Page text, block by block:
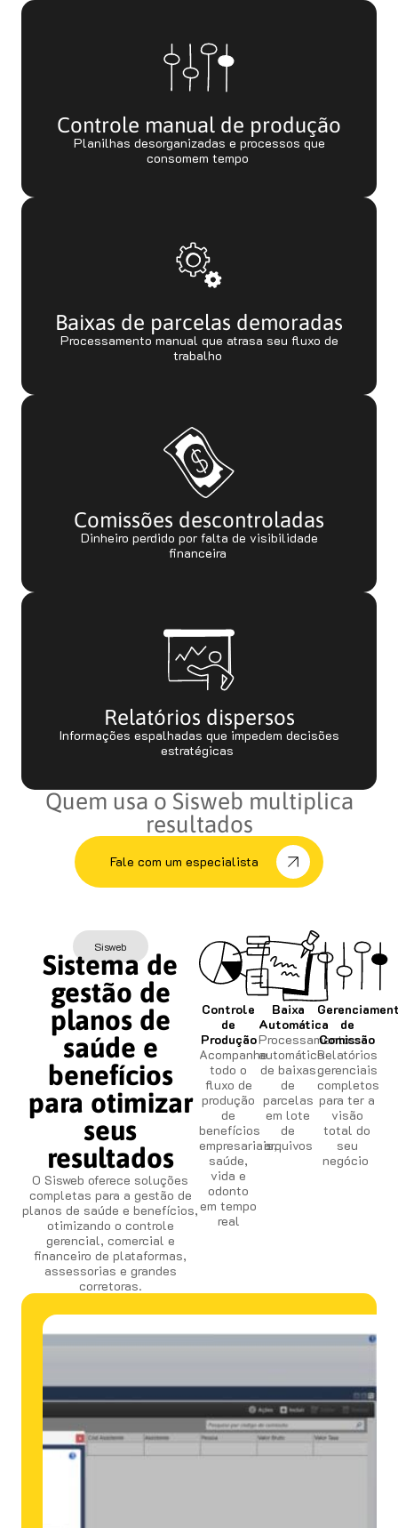
Controle manual de produção
Planilhas desorganizadas e processos que
consomem tempo
Baixas de parcelas demoradas
Processamento manual que atrasa seu fluxo de
trabalho
Comissões descontroladas
Dinheiro perdido por falta de visibilidade
financeira
Relatórios dispersos
Informações espalhadas que impedem decisões
estratégicas
Quem usa o Sisweb multiplica
resultados
Fale com um especialista
Sisweb
Sistema de
gestão de
planos de
saúde e
benefícios
para otimizar
seus
resultados
O Sisweb oferece soluções
completas para a gestão de
planos de saúde e benefícios,
otimizando o controle
gerencial, comercial e
financeiro de plataformas,
assessorias e grandes
corretoras.
Controle
de
Produção
Acompanhe
todo o
fluxo de
produção
de
benefícios
empresariais,
saúde,
vida e
odonto
em tempo
real
Baixa
Automática
Processamento
automático
de baixas
de
parcelas
em lote
de
arquivos
de
Comissão
Relatórios
gerenciais
completos
para ter a
visão
total do
seu
negócio